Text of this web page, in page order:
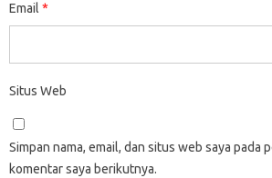
Email *
Situs Web
Simpan nama, email, dan situs web saya pada
komentar saya berikutnya.